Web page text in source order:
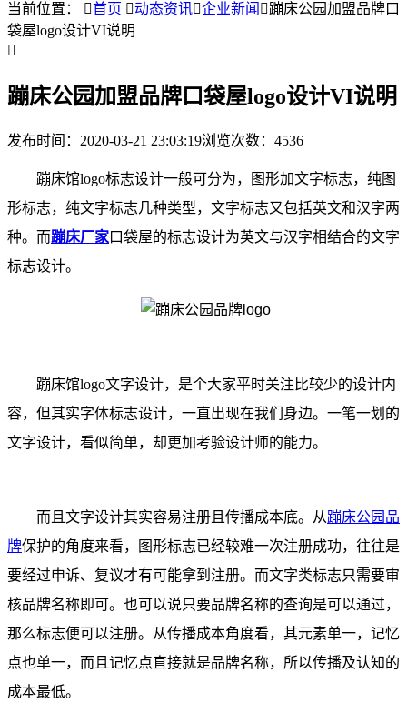
当前位置： 首页 动态资讯企业新闻 蹦床公园加盟品牌口
袋屋logo设计VI说明

蹦床公园加盟品牌口袋屋logo设计VI说明
发布时间： 2020-03-21 23:03:19浏览次数：4536
蹦床馆logo标志设计一般可分为，图形加文字标志，纯图
形标志，纯文字标志几种类型，文字标志又包括英文和汉字两
种。 而蹦床厂家口袋屋的标志设计为英文与汉字相结合的文字
标志设计。
蹦床馆logo文字设计，是个大家平时关注比较少的设计内
容，但其实字体标志设计，一直出现在我们身边。一笔一划的
文字设计，看似简单，却更加考验设计师的能力。
而且文字设计其实容易注册且传播成本底。从蹦床公园品
牌保护的角度来看，图形标志已经较难一次注册成功，往往是
要经过申诉、复议才有可能拿到注册。而文字类标志只需要审
核品牌名称即可。也可以说只要品牌名称的查询是可以通过，
那么标志便可以注册。从传播成本角度看，其元素单一，记忆
点也单一，而且记忆点直接就是品牌名称，所以传播及认知的
成本最低。